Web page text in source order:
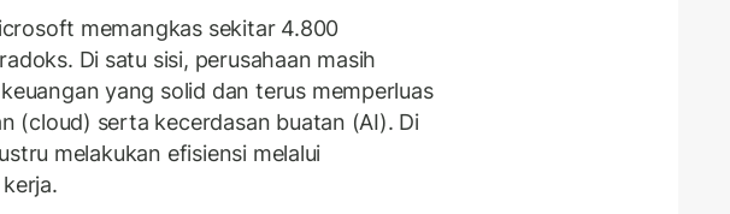
memangkas sekitar 4.800
Di satu sisi, perusahaan masih
yang solid dan terus memperluas
(cloud) serta kecerdasan buatan (AI). Di
melakukan efisiensi melalui